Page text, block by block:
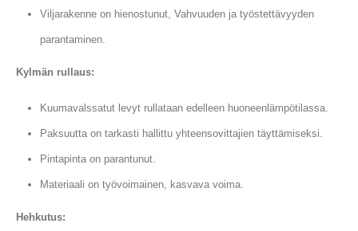
Viljarakenne on hienostunut, Vahvuuden ja työstettävyyden
parantaminen.
Kylmän rullaus:
Kuumavalssatut levyt rullataan edelleen huoneenlämpötilassa.
Paksuutta on tarkasti hallittu yhteensovittajien täyttämiseksi.
Pintapinta on parantunut.
Materiaali on työvoimainen, kasvava voima.
Hehkutus: